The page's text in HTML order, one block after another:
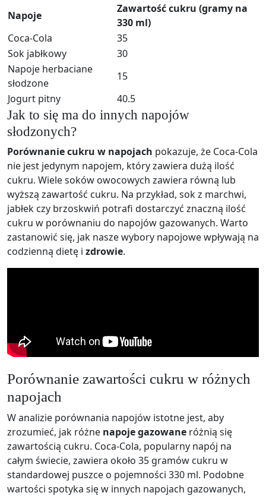
Napoje
Zawartość cukru (gramy na
330 ml)
Coca-Cola
35
Sok jabłkowy
30
Napoje herbaciane
słodzone
15
Jogurt pitny
40.5
Jak to się ma do innych napojów
słodzonych?
Porównanie cukru w napojach pokazuje, że Coca-Cola
nie jest jedynym napojem, który zawiera dużą ilość
cukru. Wiele soków owocowych zawiera równą lub
wyższą zawartość cukru. Na przykład, sok z marchwi,
jabłek czy brzoskwiń potrafi dostarczyć znaczną ilość
cukru w porównaniu do napojów gazowanych. Warto
zastanowić się, jak nasze wybory napojowe wpływają na
codzienną dietę i zdrowie.
Porównanie zawartości cukru w różnych
napojach
W analizie porównania napojów istotne jest, aby
zrozumieć, jak różne napoje gazowane różnią się
zawartością cukru. Coca-Cola, popularny napój na
całym świecie, zawiera około 35 gramów cukru w
standardowej puszce o pojemności 330 ml. Podobne
wartości spotyka się w innych napojach gazowanych,